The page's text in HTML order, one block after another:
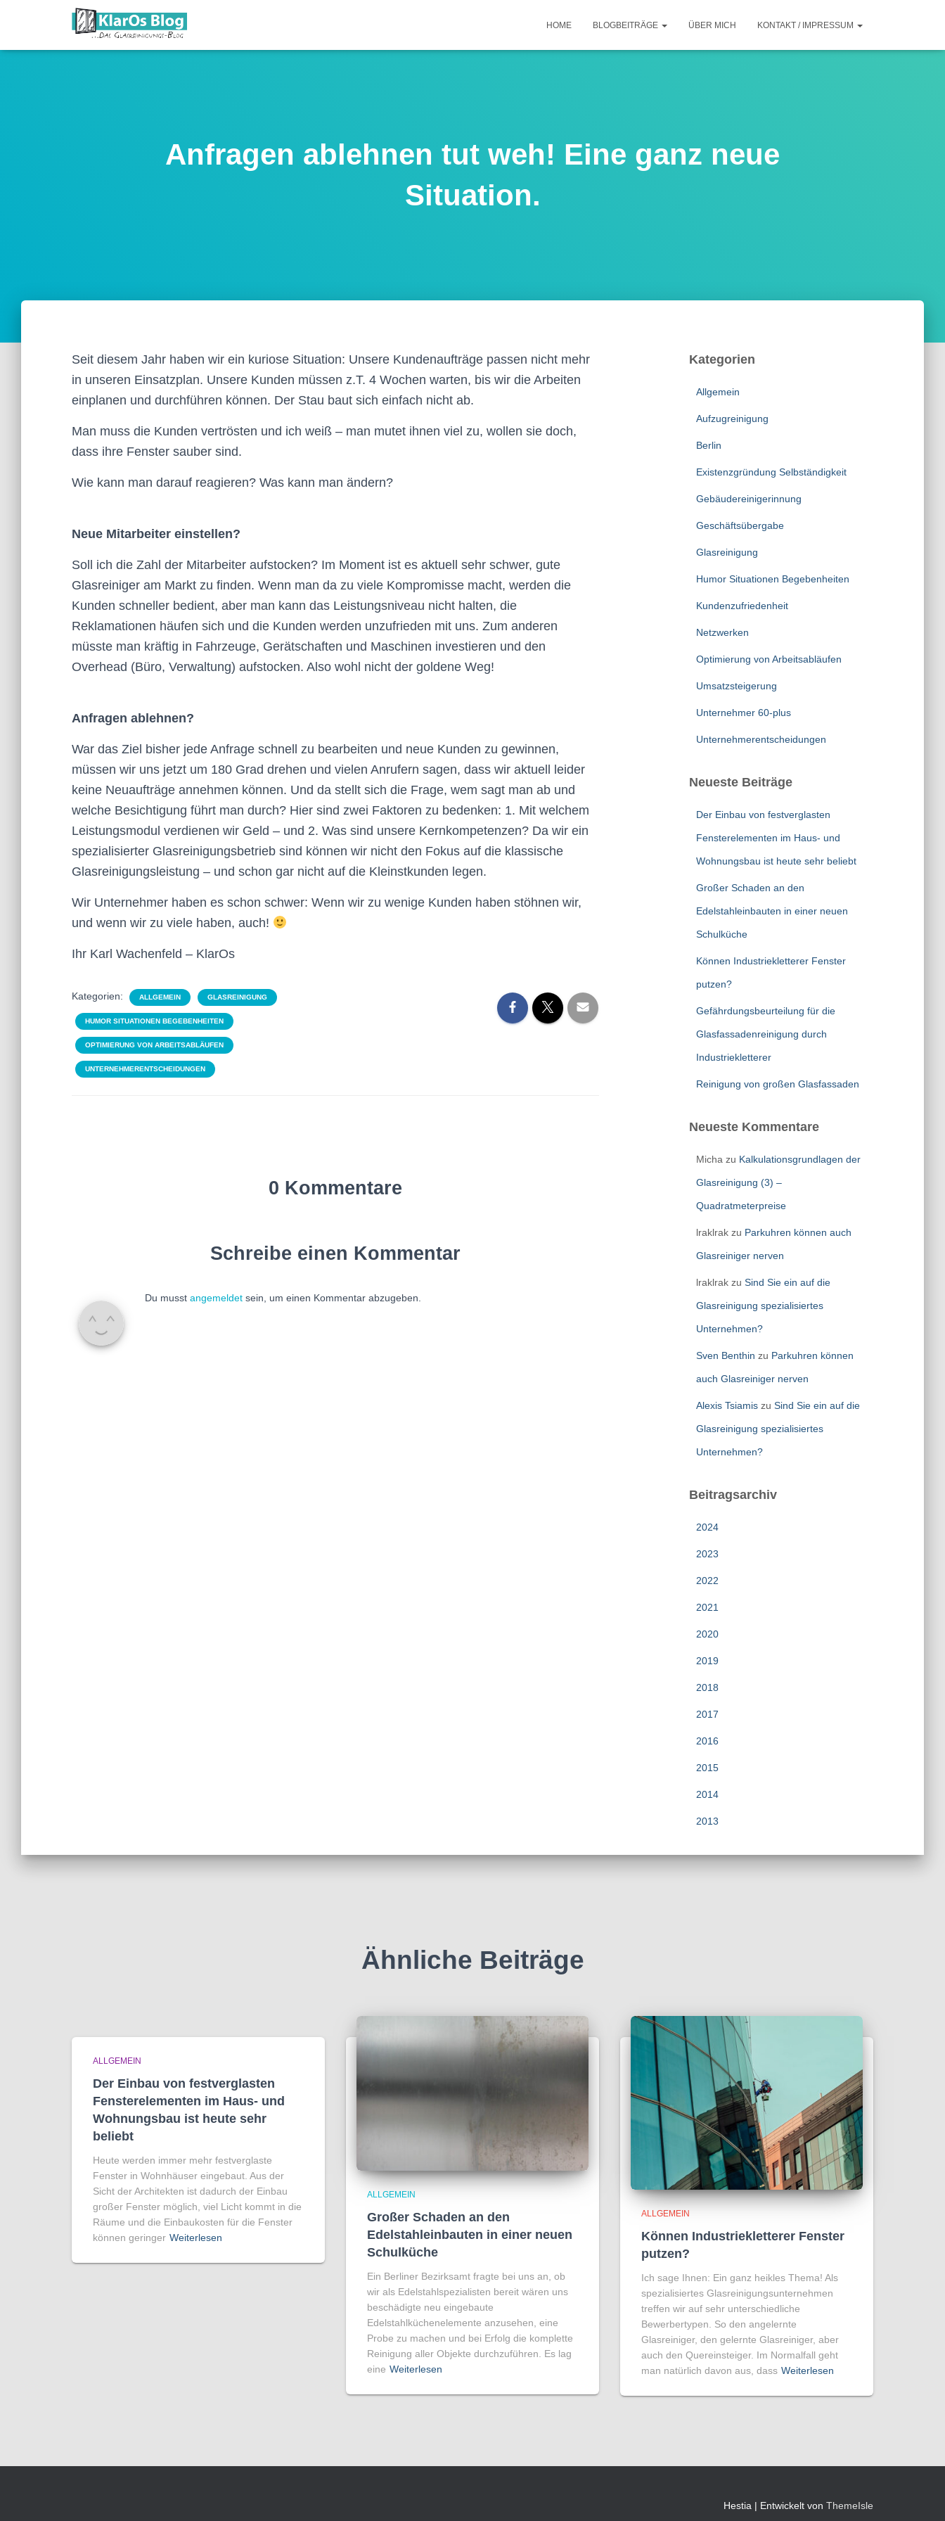
HOME BLOGBEITRÄGE ÜBER MICH KONTAKT / IMPRESSUM
Anfragen ablehnen tut weh! Eine ganz neue
Situation.
Seit diesem Jahr haben wir ein kuriose Situation: Unsere Kundenaufträge passen nicht mehr
in unseren Einsatzplan. Unsere Kunden müssen z.T. 4 Wochen warten, bis wir die Arbeiten
einplanen und durchführen können. Der Stau baut sich einfach nicht ab.
Man muss die Kunden vertrösten und ich weiß – man mutet ihnen viel zu, wollen sie doch,
dass ihre Fenster sauber sind.
Wie kann man darauf reagieren? Was kann man ändern?
Neue Mitarbeiter einstellen?
Soll ich die Zahl der Mitarbeiter aufstocken? Im Moment ist es aktuell sehr schwer, gute
Glasreiniger am Markt zu finden. Wenn man da zu viele Kompromisse macht, werden die
Kunden schneller bedient, aber man kann das Leistungsniveau nicht halten, die
Reklamationen häufen sich und die Kunden werden unzufrieden mit uns. Zum anderen
müsste man kräftig in Fahrzeuge, Gerätschaften und Maschinen investieren und den
Overhead (Büro, Verwaltung) aufstocken. Also wohl nicht der goldene Weg!
Anfragen ablehnen?
War das Ziel bisher jede Anfrage schnell zu bearbeiten und neue Kunden zu gewinnen,
müssen wir uns jetzt um 180 Grad drehen und vielen Anrufern sagen, dass wir aktuell leider
keine Neuaufträge annehmen können. Und da stellt sich die Frage, wem sagt man ab und
welche Besichtigung führt man durch? Hier sind zwei Faktoren zu bedenken: 1. Mit welchem
Leistungsmodul verdienen wir Geld – und 2. Was sind unsere Kernkompetenzen? Da wir ein
spezialisierter Glasreinigungsbetrieb sind können wir nicht den Fokus auf die klassische
Glasreinigungsleistung – und schon gar nicht auf die Kleinstkunden legen.
Wir Unternehmer haben es schon schwer: Wenn wir zu wenige Kunden haben stöhnen wir,
und wenn wir zu viele haben, auch!
Ihr Karl Wachenfeld – KlarOs
Kategorien: ALLGEMEIN GLASREINIGUNG
HUMOR SITUATIONEN BEGEBENHEITEN
OPTIMIERUNG VON ARBEITSABLÄUFEN
UNTERNEHMERENTSCHEIDUNGEN
0 Kommentare
Schreibe einen Kommentar
Du musst angemeldet sein, um einen Kommentar abzugeben.
Kategorien
Allgemein
Aufzugreinigung
Berlin
Existenzgründung Selbständigkeit
Gebäudereinigerinnung
Geschäftsübergabe
Glasreinigung
Humor Situationen Begebenheiten
Kundenzufriedenheit
Netzwerken
Optimierung von Arbeitsabläufen
Umsatzsteigerung
Unternehmer 60-plus
Unternehmerentscheidungen
Neueste Beiträge
Der Einbau von festverglasten
Fensterelementen im Haus- und
Wohnungsbau ist heute sehr beliebt
Großer Schaden an den
Edelstahleinbauten in einer neuen
Schulküche
Können Industriekletterer Fenster
putzen?
Gefährdungsbeurteilung für die
Glasfassadenreinigung durch
Industriekletterer
Reinigung von großen Glasfassaden
Neueste Kommentare
Micha zu Kalkulationsgrundlagen der
Glasreinigung (3) –
Quadratmeterpreise
lraklrakzu Parkuhren können auch
Glasreiniger nerven
lraklrakzu Sind Sie ein auf die
Glasreinigung spezialisiertes
Unternehmen?
Sven Benthin zu Parkuhren können
auch Glasreiniger nerven
Alexis Tsiamiszu Sind Sie ein auf die
Glasreinigung spezialisiertes
Unternehmen?
Beitragsarchiv
2024
2023
2022
2021
2020
2019
2018
2017
2016
2015
2014
2013
Ähnliche Beiträge
ALLGEMEIN
Der Einbau von festverglasten
Fensterelementen im Haus- und
Wohnungsbau ist heute sehr
beliebt
Heute werden immer mehr festverglaste
Fenster in Wohnhäuser eingebaut. Aus der
Sicht der Architekten ist dadurch der Einbau
großer Fenster möglich, viel Licht kommt in die
Räume und die Einbaukosten für die Fenster
können geringer Weiterlesen
ALLGEMEIN
Großer Schaden an den
Edelstahleinbauten in einer neuen
Schulküche
Ein Berliner Bezirksamt fragte bei uns an, ob
wir als Edelstahlspezialisten bereit wären uns
beschädigte neu eingebaute
Edelstahlküchenelemente anzusehen, eine
Probe zu machen und bei Erfolg die komplette
Reinigung aller Objekte durchzuführen. Es lag
eine Weiterlesen
ALLGEMEIN
Können Industriekletterer Fenster
putzen?
Ich sage Ihnen: Ein ganz heikles Thema! Als
spezialisiertes Glasreinigungsunternehmen
treffen wir auf sehr unterschiedliche
Bewerbertypen. So den angelernte
Glasreiniger, den gelernte Glasreiniger, aber
auch den Quereinsteiger. Im Normalfall geht
man natürlich davon aus, dass Weiterlesen
Hestia | Entwickelt von ThemeIsle